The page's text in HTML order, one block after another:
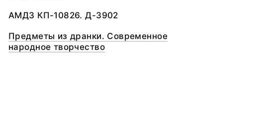
АМДЗ КП-10826. Д-3902
Предметы из дранки. Современное
народное творчество